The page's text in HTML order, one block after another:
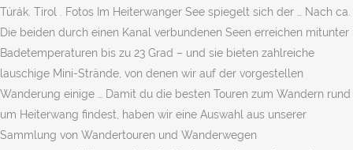
Túrák. Tirol . Fotos Im Heiterwanger See spiegelt sich der … Nach ca.
Die beiden durch einen Kanal verbundenen Seen erreichen mitunter
Badetemperaturen bis zu 23 Grad – und sie bieten zahlreiche
lauschige Mini-Strände, von denen wir auf der vorgestellen
Wanderung einige … Damit du die besten Touren zum Wandern rund
um Heiterwang findest, haben wir eine Auswahl aus unserer
Sammlung von Wandertouren und Wanderwegen